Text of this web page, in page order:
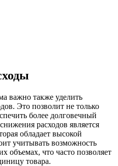
важно также уделить
Это позволит не только
более долговечный
расходов является
обладает высокой
учитывать возможность
объемах, что часто позволяет
товара.